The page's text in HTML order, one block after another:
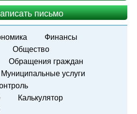
письмо
Финансы
Общество
Обращения граждан
Муниципальные услуги
Калькулятор